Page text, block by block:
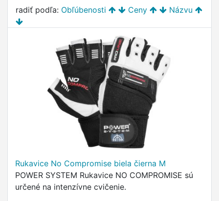
radiť podľa: Obľúbenosti Ceny Názvu
Rukavice No Compromise biela čierna M
POWER SYSTEM Rukavice NO COMPROMISE sú
určené na intenzívne cvičenie.